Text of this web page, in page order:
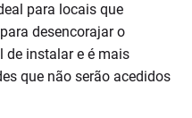
para locais que
desencorajar o
de instalar e é mais
que não serão acedidos